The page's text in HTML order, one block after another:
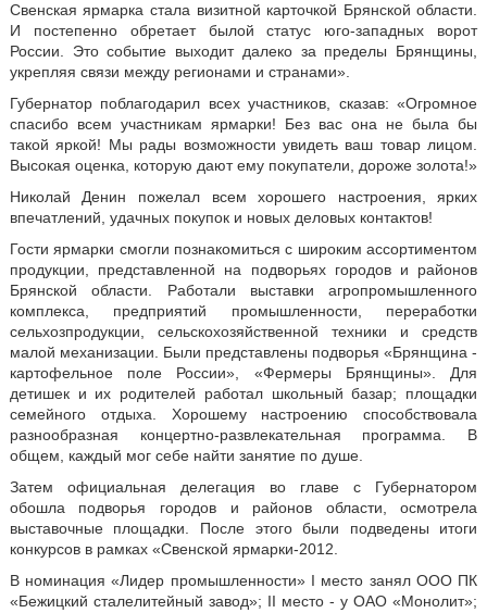
Свенская ярмарка стала визитной карточкой Брянской области.
И постепенно обретает былой статус юго-западных ворот
России. Это событие выходит далеко за пределы Брянщины,
укрепляя связи между регионами и странами».
Губернатор поблагодарил всех участников, сказав: «Огромное
спасибо всем участникам ярмарки! Без вас она не была бы
такой яркой! Мы рады возможности увидеть ваш товар лицом.
Высокая оценка, которую дают ему покупатели, дороже золота!»
Николай Денин пожелал всем хорошего настроения, ярких
впечатлений, удачных покупок и новых деловых контактов!
Гости ярмарки смогли познакомиться с широким ассортиментом
продукции, представленной на подворьях городов и районов
Брянской области. Работали выставки агропромышленного
комплекса, предприятий промышленности, переработки
сельхозпродукции, сельскохозяйственной техники и средств
малой механизации. Были представлены подворья «Брянщина -
картофельное поле России», «Фермеры Брянщины». Для
детишек и их родителей работал школьный базар; площадки
семейного отдыха. Хорошему настроению способствовала
разнообразная концертно-развлекательная программа. В
общем, каждый мог себе найти занятие по душе.
Затем официальная делегация во главе с Губернатором
обошла подворья городов и районов области, осмотрела
выставочные площадки. После этого были подведены итоги
конкурсов в рамках «Свенской ярмарки-2012.
В номинация «Лидер промышленности» I место занял ООО ПК
«Бежицкий сталелитейный завод»; II место - у ОАО «Монолит»;